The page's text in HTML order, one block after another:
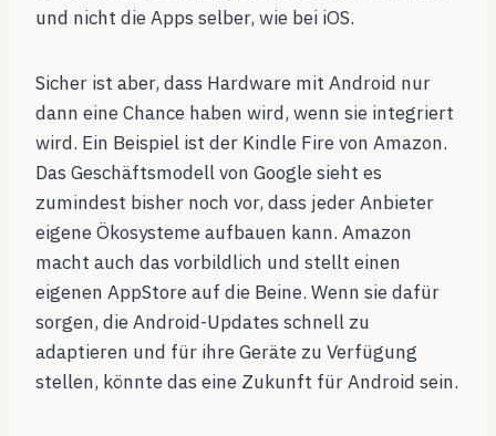
und nicht die Apps selber, wie bei iOS.
Sicher ist aber, dass Hardware mit Android nur
dann eine Chance haben wird, wenn sie integriert
wird. Ein Beispiel ist der Kindle Fire von Amazon.
Das Geschäftsmodell von Google sieht es
zumindest bisher noch vor, dass jeder Anbieter
eigene Ökosysteme aufbauen kann. Amazon
macht auch das vorbildlich und stellt einen
eigenen AppStore auf die Beine. Wenn sie dafür
sorgen, die Android-Updates schnell zu
adaptieren und für ihre Geräte zu Verfügung
stellen, könnte das eine Zukunft für Android sein.